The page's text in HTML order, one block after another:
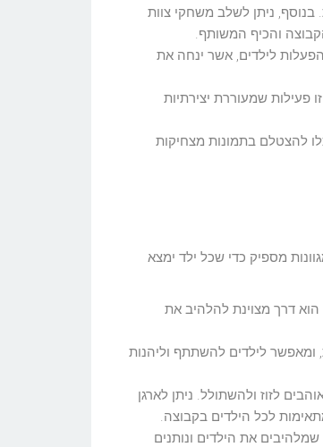
בנוסף, ניתן לשלב משחקי צוות
והכיף המשותף.
בהפעלות לילדים, אשר ינחה את
פעילות שמעוררת יצירתיות
להצטלם בתמונות מצחיקות
הקבוצה ולתחומי העניין של הילד. הפעלות ליום הולדת 6 צריכות להיות מגוונות מספיק כדי שכל ילד ימצא
הוא דרך מצוינת להלהיב את
מסביר איך ליצור בועות גדולות, ומאפשר לילדים להשתתף וליהנות
לזוז ולהשתולל. ניתן לארגן
לכל הילדים בקבוצה.
את הילדים ונותנים